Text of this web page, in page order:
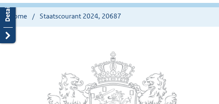
Home Staatscourant 2024, 20687